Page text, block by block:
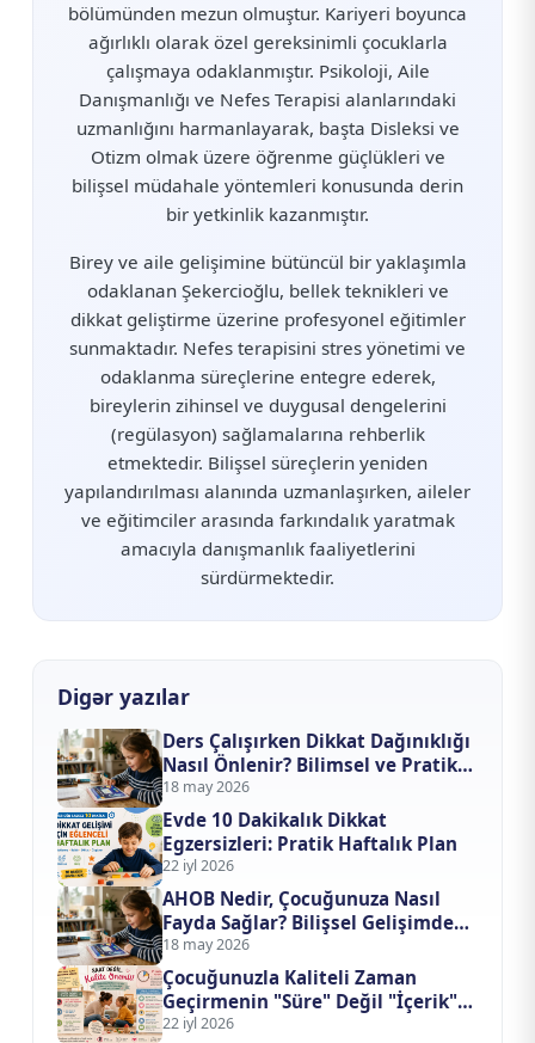
bölümünden mezun olmuştur. Kariyeri boyunca
ağırlıklı olarak özel gereksinimli çocuklarla
çalışmaya odaklanmıştır. Psikoloji, Aile
Danışmanlığı ve Nefes Terapisi alanlarındaki
uzmanlığını harmanlayarak, başta Disleksi ve
Otizm olmak üzere öğrenme güçlükleri ve
bilişsel müdahale yöntemleri konusunda derin
bir yetkinlik kazanmıştır.
Birey ve aile gelişimine bütüncül bir yaklaşımla
odaklanan Şekercioğlu, bellek teknikleri ve
dikkat geliştirme üzerine profesyonel eğitimler
sunmaktadır. Nefes terapisini stres yönetimi ve
odaklanma süreçlerine entegre ederek,
bireylerin zihinsel ve duygusal dengelerini
(regülasyon) sağlamalarına rehberlik
etmektedir. Bilişsel süreçlerin yeniden
yapılandırılması alanında uzmanlaşırken, aileler
ve eğitimciler arasında farkındalık yaratmak
amacıyla danışmanlık faaliyetlerini
sürdürmektedir.
Digər yazılar
Ders Çalışırken Dikkat Dağınıklığı
Nasıl Önlenir? Bilimsel ve Pratik
Odaklanma Rehberi
18 may 2026
Evde 10 Dakikalık Dikkat
Egzersizleri: Pratik Haftalık Plan
22 iyl 2026
AHOB Nedir, Çocuğunuza Nasıl
Fayda Sağlar? Bilişsel Gelişimde
Yapay Zeka Devrimi
18 may 2026
Çocuğunuzla Kaliteli Zaman
Geçirmenin "Süre" Değil "İçerik"
Formülü
22 iyl 2026